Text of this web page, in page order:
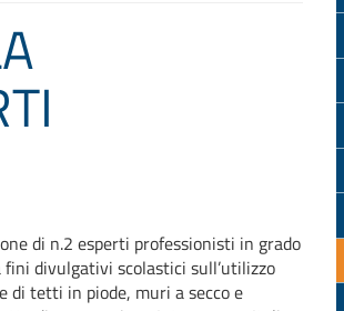
di n.2 esperti professionisti in grado
divulgativi scolastici sull’utilizzo
di tetti in piode, muri a secco e